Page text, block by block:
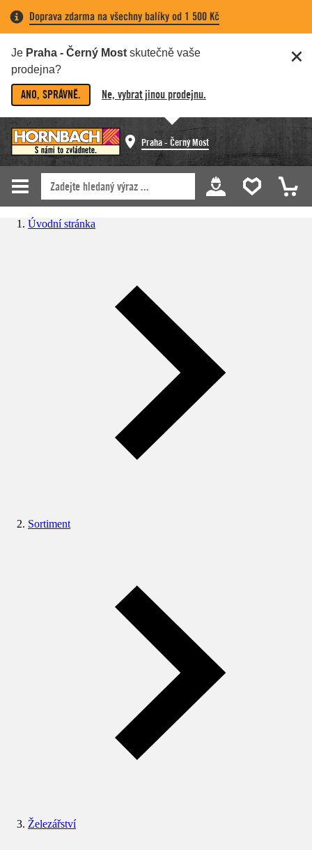
Doprava zdarma na všechny balíky od 1 500 Kč
Je Praha - Černý Most skutečně vaše
prodejna?
ANO, SPRÁVNĚ. Ne, vybrat jinou prodejnu.
Praha - Černý Most
Úvodní stránka
Sortiment
Železářství